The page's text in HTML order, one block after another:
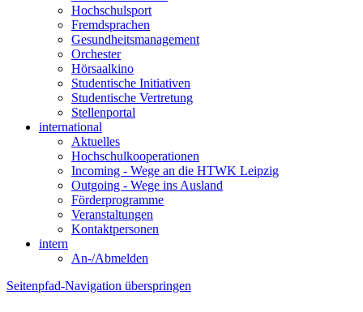
Hochschulsport
Fremdsprachen
Gesundheitsmanagement
Orchester
Hörsaalkino
Studentische Initiativen
Studentische Vertretung
Stellenportal
international
Aktuelles
Hochschulkooperationen
Incoming - Wege an die HTWK Leipzig
Outgoing - Wege ins Ausland
Förderprogramme
Veranstaltungen
Kontaktpersonen
intern
An-/Abmelden
Seitenpfad-Navigation überspringen